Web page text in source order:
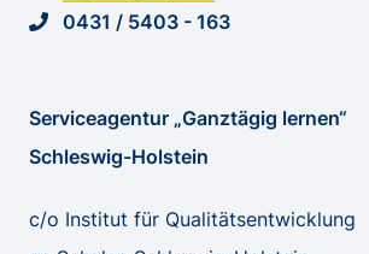
0431 / 5403 - 163
Serviceagentur „Ganztägig lernen“
Schleswig-Holstein
c/o Institut für Qualitätsentwicklung